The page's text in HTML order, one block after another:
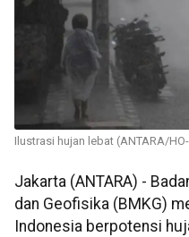
Ilustrasi hujan lebat (ANTARA/
Jakarta (ANTARA) -
dan Geofisika (BMKG)
Indonesia berpotensi